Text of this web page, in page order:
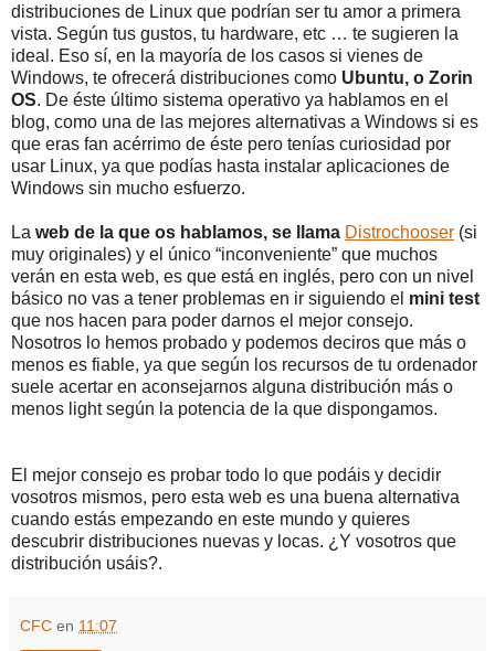
distribuciones de Linux que podrían ser tu amor a primera
vista. Según tus gustos, tu hardware, etc … te sugieren la
ideal. Eso sí, en la mayoría de los casos si vienes de
Windows, te ofrecerá distribuciones como Ubuntu, o Zorin
OS. De éste último sistema operativo ya hablamos en el
blog, como una de las mejores alternativas a Windows si es
que eras fan acérrimo de éste pero tenías curiosidad por
usar Linux, ya que podías hasta instalar aplicaciones de
Windows sin mucho esfuerzo.
La web de la que os hablamos, se llama Distrochooser (si
muy originales) y el único “inconveniente” que muchos
verán en esta web, es que está en inglés, pero con un nivel
básico no vas a tener problemas en ir siguiendo el mini test
que nos hacen para poder darnos el mejor consejo.
Nosotros lo hemos probado y podemos deciros que más o
menos es fiable, ya que según los recursos de tu ordenador
suele acertar en aconsejarnos alguna distribución más o
menos light según la potencia de la que dispongamos.
El mejor consejo es probar todo lo que podáis y decidir
vosotros mismos, pero esta web es una buena alternativa
cuando estás empezando en este mundo y quieres
descubrir distribuciones nuevas y locas. ¿Y vosotros que
distribución usáis?.
CFC en 11:07